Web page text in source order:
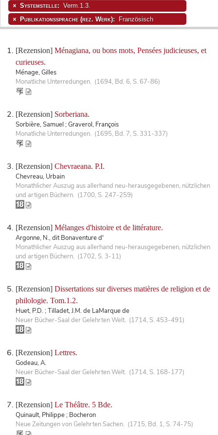
[Rezension] Ménagiana, ou bons mots, Pensées judicieuses, et
curieuses.
Ménage, Gilles
Monatliche Unterredungen. (1694, Bd. 6, S. 67-86)
[Rezension] Sorberiana.
Sorbière, Samuel ; Graverol, François
Monatliche Unterredungen. (1695, Bd. 7, S. 331-337)
[Rezension] Chevraeana. P.I.
Chevreau, Urbain
Monathlicher Auszug aus allerhand neu-herausgegebenen, nützlichen
und artigen Büchern. (1700, S. 247-259)
[Rezension] Mélanges d'histoire et de littérature.
Argonne, N., dit Bonaventure d'
Monathlicher Auszug aus allerhand neu-herausgegebenen, nützlichen
und artigen Büchern. (1702, S. 3-11)
[Rezension] Dissertations sur diverses matières de religion et de
philologie. Tom.1.2.
Huet, P.D. ; Tilladet, J.M. de LaMarque de
Neuer Bücher-Saal der Gelehrten Welt. (1714, S. 453-491)
[Rezension] Lettres.
Godeau, A.
Neuer Bücher-Saal der Gelehrten Welt. (1714, S. 168-177)
[Rezension] Le Théâtre. 5 Bde.
Quinault, Philippe ; Bocheron
Neue Zeitungen von Gelehrten Sachen. (1715, Bd. 1, S. 74-75)
Systemstelle: Verm.1.3.
Publikationssprache (rez. Werk): Französisch